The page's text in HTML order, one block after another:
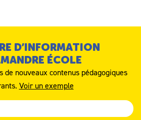
D’INFORMATION
ÉCOLE
de nouveaux contenus pédagogiques
Voir un exemple